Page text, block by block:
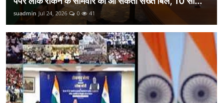
suadmin Jul 24, 2026 0 41